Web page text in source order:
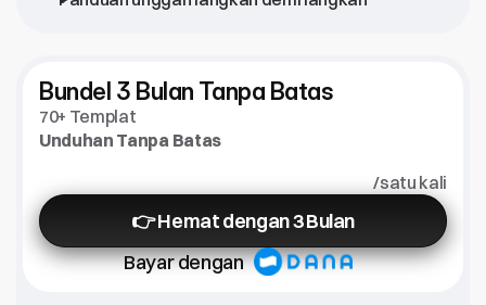
Bundel 3 Bulan Tanpa Batas
70+ Templat
Unduhan Tanpa Batas
/satu kali
👉 Hemat dengan 3 Bulan
Bayar dengan